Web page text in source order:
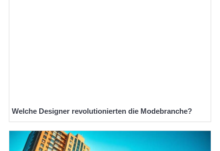
Welche Designer revolutionierten die Modebranche?